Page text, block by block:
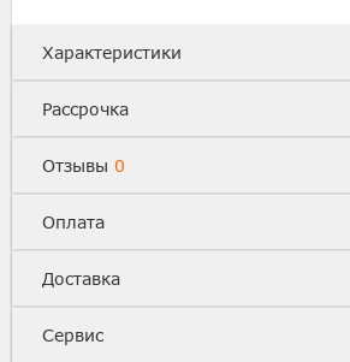
Характеристики
Рассрочка
Отзывы 0
Оплата
Доставка
Сервис